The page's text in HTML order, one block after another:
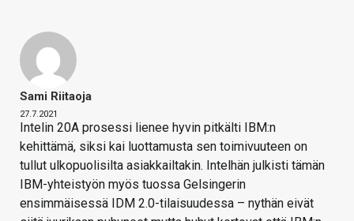
Sami Riitaoja
27.7.2021
Intelin 20A prosessi lienee hyvin pitkälti IBM:n
kehittämä, siksi kai luottamusta sen toimivuuteen on
tullut ulkopuolisilta asiakkailtakin. Intelhän julkisti tämän
IBM-yhteistyön myös tuossa Gelsingerin
ensimmäisessä IDM 2.0-tilaisuudessa – nythän eivät